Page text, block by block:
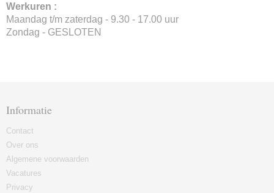
Werkuren :
Maandag t/m zaterdag - 9.30 - 17.00 uur
Zondag - GESLOTEN
Informatie
Contact
Over ons
Algemene voorwaarden
Vacatures
Privacy